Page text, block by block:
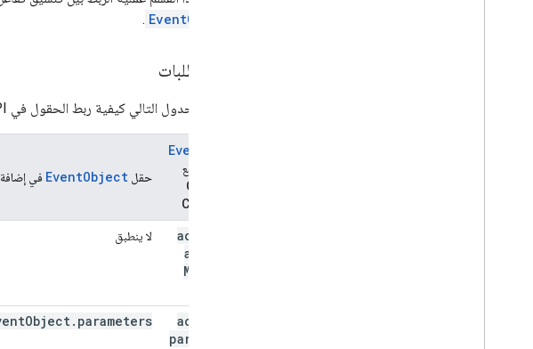
EventObject
.
ربط الطلبات
يوضّح الجدول التالي كيفية ربط الحقول في Google Chat API
Event
التفاعل مع
Google
Chat API
حقل EventObject في إضافة Google Workspace
action
action
Method
لا ينطبق
action
paramete
Object. parameters